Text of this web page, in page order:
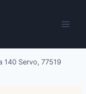
140 Servo, 77519